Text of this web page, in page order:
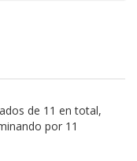
de 11 en total,
por 11